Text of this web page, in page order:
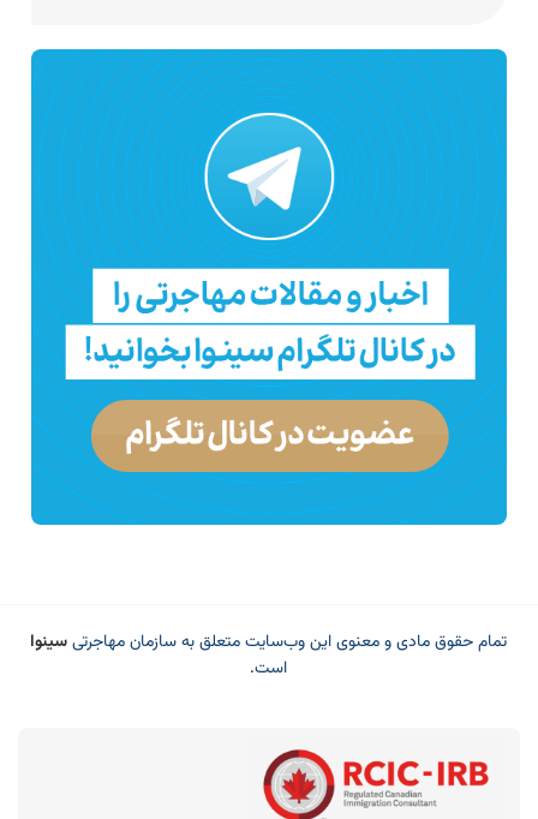
تمام حقوق مادی و معنوی این وب‌سایت متعلق به سازمان مهاجرتیسینوا
است.